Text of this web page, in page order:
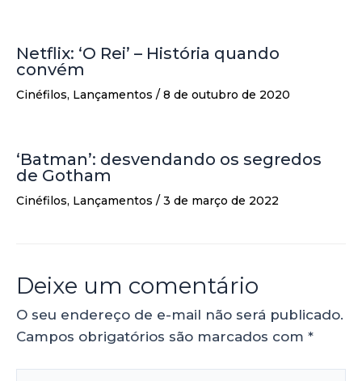
Netflix: ‘O Rei’ – História quando
convém
Cinéfilos, Lançamentos / 8 de outubro de 2020
‘Batman’: desvendando os segredos
de Gotham
Cinéfilos, Lançamentos / 3 de março de 2022
Deixe um comentário
O seu endereço de e-mail não será publicado.
Campos obrigatórios são marcados com *